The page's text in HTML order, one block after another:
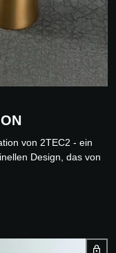
von 2TEC2 - ein
Design, das von